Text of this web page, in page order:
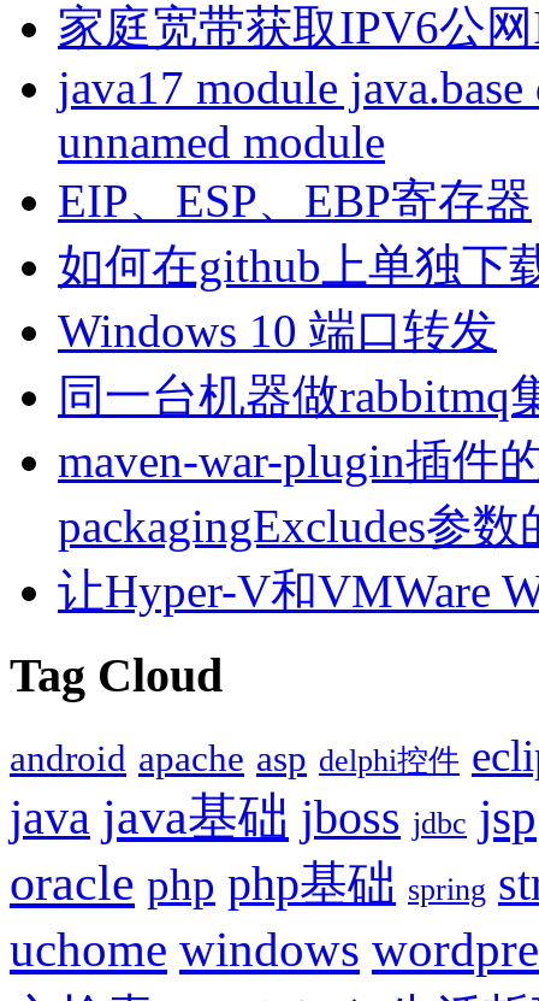
家庭宽带获取IPV6公
java17 module
unnamed module
EIP、ESP、EBP寄存器
如何在github上单独下
Windows 10 端口转发
同一台机器做rabbitmq
maven-war-plugin插件
packagingExcludes参
让Hyper-V和VMWare
Tag Cloud
android apache asp delphi控件
java java基础 jboss jdbc jsp
oracle php php基础 spring
uchome windows